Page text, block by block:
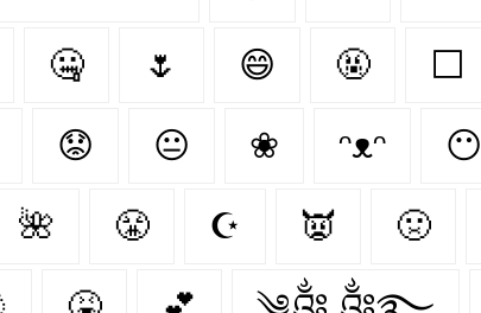
🤐 🌷 😄 🤬 ⬜
😟 😐 ❀ ᵔᴥᵔ 😶
🌺 😤 ☪ 👿 🤢